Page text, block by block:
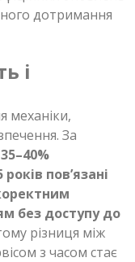
дотримання
і
механіки,
За
пов’язані
без доступу до
різниця між
з часом стає